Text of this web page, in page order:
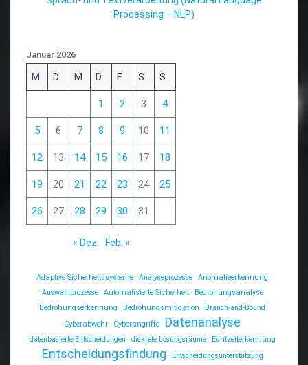
Processing – NLP)
Januar 2026
M D M D F S S
1 2 3 4
5 6 7 8 9 10 11
12 13 14 15 16 17 18
19 20 21 22 23 24 25
26 27 28 29 30 31
« Dez. Feb. »
Adaptive Sicherheitssysteme Analyseprozesse
Anomalieerkennung
Auswahlprozesse
Automatisierte Sicherheit
Bedrohungsanalyse
Bedrohungserkennung
Bedrohungsmitigation
Branch-and-Bound
Cyberabwehr
Cyberangriffe Datenanalyse
datenbasierte Entscheidungen diskrete Lösungsräume Echtzeiterkennung
Entscheidungsfindung
Entscheidungsunterstützung